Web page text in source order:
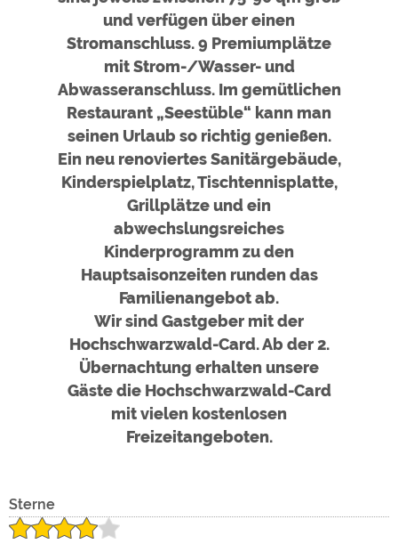
und verfügen über einen
Stromanschluss. 9 Premiumplätze
mit Strom-/Wasser- und
Abwasseranschluss. Im gemütlichen
Restaurant „Seestüble“ kann man
seinen Urlaub so richtig genießen.
Ein neu renoviertes Sanitärgebäude,
Kinderspielplatz, Tischtennisplatte,
Grillplätze und ein
abwechslungsreiches
Kinderprogramm zu den
Hauptsaisonzeiten runden das
Familienangebot ab.
Wir sind Gastgeber mit der
Hochschwarzwald-Card. Ab der 2.
Übernachtung erhalten unsere
Gäste die Hochschwarzwald-Card
mit vielen kostenlosen
Freizeitangeboten.
Sterne
https://policies.google.com/privacy
Google AdSense
https://policies.google.com/privacy
Google Remarketing
https://policies.google.com/privacy
Die Cookieeinstellungen können jeder Zeit im Footer
über "COOKIES" geändert werden!